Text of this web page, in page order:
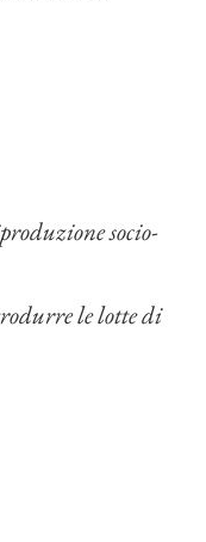
socio-
le lotte di